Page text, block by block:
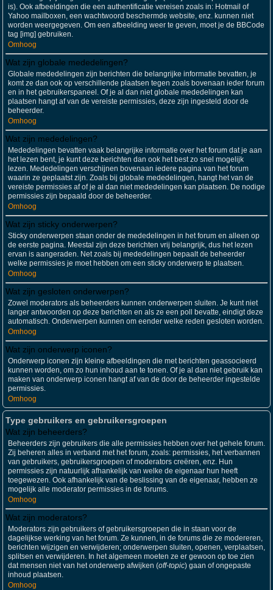
is). Ook afbeeldingen die een authentificatie vereisen zoals in: Hotmail of
Yahoo mailboxen, een wachtwoord beschermde website, enz. kunnen niet
worden weergegeven. Om een afbeelding weer te geven, moet je de BBCode
tag [img] gebruiken.
Omhoog
Wat zijn globale mededelingen?
Globale mededelingen zijn berichten die belangrijke informatie bevatten, je
komt ze dan ook op verschillende plaatsen tegen zoals bovenaan ieder forum
en in het gebruikerspaneel. Of je al dan niet globale mededelingen kan
plaatsen hangt af van de vereiste permissies, deze zijn ingesteld door de
beheerder.
Omhoog
Wat zijn mededelingen?
Mededelingen bevatten vaak belangrijke informatie over het forum dat je aan
het lezen bent, je kunt deze berichten dan ook het best zo snel mogelijk
lezen. Mededelingen verschijnen bovenaan iedere pagina van het forum
waarin ze geplaatst zijn. Zoals bij globale mededelingen, hangt het van de
vereiste permissies af of je al dan niet mededelingen kan plaatsen. De nodige
permissies zijn bepaald door de beheerder.
Omhoog
Wat zijn sticky onderwerpen?
Sticky onderwerpen staan onder de mededelingen in het forum en alleen op
de eerste pagina. Meestal zijn deze berichten vrij belangrijk, dus het lezen
ervan is aangeraden. Net zoals bij mededelingen bepaalt de beheerder
welke permissies je moet hebben om een sticky onderwerp te plaatsen.
Omhoog
Wat zijn gesloten onderwerpen?
Zowel moderators als beheerders kunnen onderwerpen sluiten. Je kunt niet
langer antwoorden op deze berichten en als ze een poll bevatte, eindigt deze
automatisch. Onderwerpen kunnen om eender welke reden gesloten worden.
Omhoog
Wat zijn onderwerp iconen?
Onderwerp iconen zijn kleine afbeeldingen die met berichten geassocieerd
kunnen worden, om zo hun inhoud aan te tonen. Of je al dan niet gebruik kan
maken van onderwerp iconen hangt af van de door de beheerder ingestelde
permissies.
Omhoog
Type gebruikers en gebruikersgroepen
Wat zijn beheerders?
Beheerders zijn gebruikers die alle permissies hebben over het gehele forum.
Zij beheren alles in verband met het forum, zoals: permissies, het verbannen
van gebruikers, gebruikersgroepen of moderators creëren, enz. Hun
permissies zijn natuurlijk afhankelijk van welke de eigenaar hun heeft
toegewezen. Ook afhankelijk van de beslissing van de eigenaar, hebben ze
mogelijk alle moderator permissies in de forums.
Omhoog
Wat zijn moderators?
Moderators zijn gebruikers of gebruikersgroepen die in staan voor de
dagelijkse werking van het forum. Ze kunnen, in de forums die ze modereren,
berichten wijzigen en verwijderen; onderwerpen sluiten, openen, verplaatsen,
splitsen en verwijderen. In het algemeen moeten ze er gewoon op toe zien
dat mensen niet van het onderwerp afwijken (off-topic) gaan of ongepaste
inhoud plaatsen.
Omhoog